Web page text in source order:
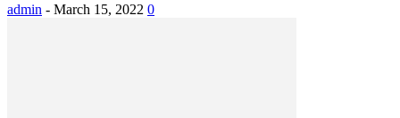
admin - March 15, 2022 0